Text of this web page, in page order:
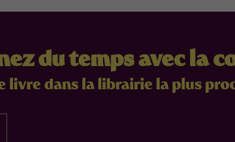
du temps avec la
livre dans la librairie la plus